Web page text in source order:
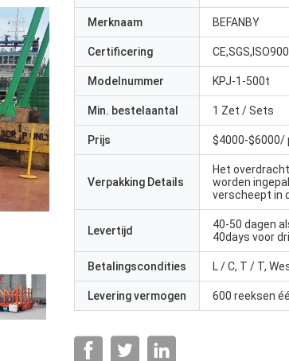
Merknaam BEFANBY
Certificering
Modelnummer KPJ-1-500t
Min. bestelaantal 1 Zet / Sets
Prijs $4000-$6000/
Verpakking Details
Het
worden
verscheept in
Levertijd
40-50 dagen
40days voor
Betalingscondities L / C, T / T,
Levering vermogen 600 reeksen